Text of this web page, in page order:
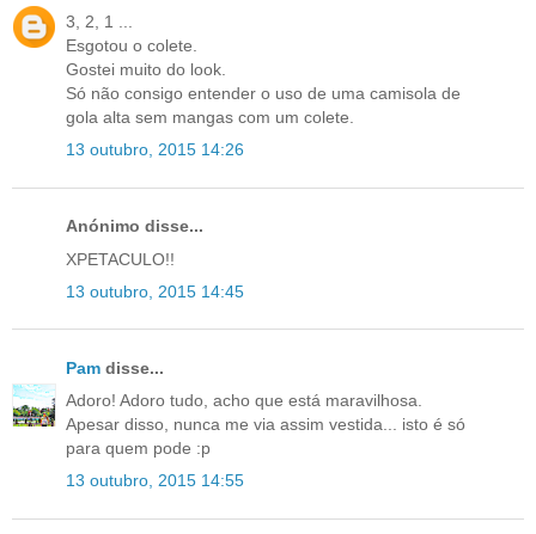
3, 2, 1 ...
Esgotou o colete.
Gostei muito do look.
Só não consigo entender o uso de uma camisola de
gola alta sem mangas com um colete.
13 outubro, 2015 14:26
Anónimo disse...
XPETACULO!!
13 outubro, 2015 14:45
Pam disse...
Adoro! Adoro tudo, acho que está maravilhosa.
Apesar disso, nunca me via assim vestida... isto é só
para quem pode :p
13 outubro, 2015 14:55